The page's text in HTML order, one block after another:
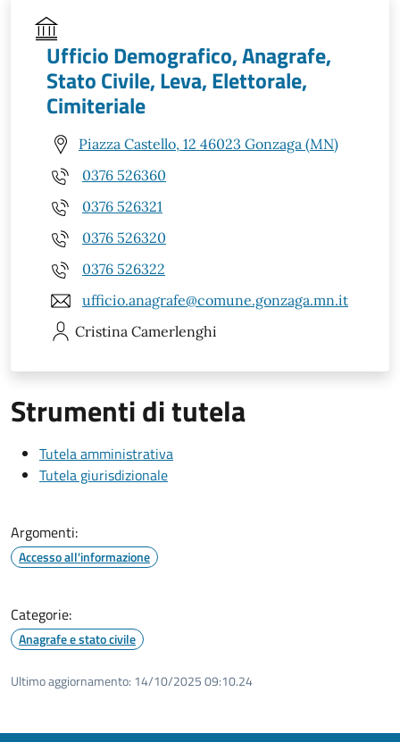
Ufficio Demografico, Anagrafe,
Stato Civile, Leva, Elettorale,
Cimiteriale
Piazza Castello, 12 46023 Gonzaga (MN)
0376 526360
0376 526321
0376 526320
0376 526322
ufficio.anagrafe@comune.gonzaga.mn.it
Cristina Camerlenghi
Strumenti di tutela
Tutela amministrativa
Tutela giurisdizionale
Argomenti:
Accesso all'informazione
Categorie:
Anagrafe e stato civile
Ultimo aggiornamento: 14/10/2025 09:10.24